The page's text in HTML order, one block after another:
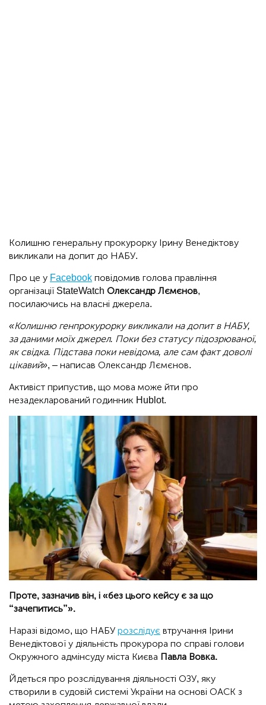
Колишню генеральну прокурорку Ірину Венедіктову
викликали на допит до НАБУ.
Про це у Facebook повідомив голова правління
організації StateWatch Олександр Лємєнов,
посилаючись на власні джерела.
«Колишню генпрокурорку викликали на допит в НАБУ,
за даними моїх джерел. Поки без статусу підозрюваної,
як свідка. Підстава поки невідома, але сам факт доволі
цікавий», – написав Олександр Лємєнов.
Активіст припустив, що мова може йти про
незадекларований годинник Hublot.
Проте, зазначив він, і «без цього кейсу є за що
“зачепитись”».
Наразі відомо, що НАБУ розслідує втручання Ірини
Венедіктової у діяльність прокурора по справі голови
Окружного адмінсуду міста Києва Павла Вовка.
Йдеться про розслідування діяльності ОЗУ, яку
створили в судовій системі України на основі ОАСК з